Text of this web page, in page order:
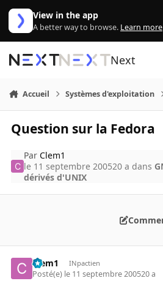
Aller au contenu
View in the app
A better way to browse. Learn more
Next
Accueil Systèmes d'exploitation
Question sur la Fedora
ParClem1
le 11 septembre 200520 a dans
dérivés d'UNIX
Clem1 INpactien
Posté(e) le 11 septembre 200520 a